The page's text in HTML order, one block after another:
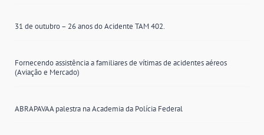
31 de outubro – 26 anos do Acidente TAM 402.
Fornecendo assistência a familiares de vítimas de acidentes aéreos
(Aviação e Mercado)
ABRAPAVAA palestra na Academia da Polícia Federal